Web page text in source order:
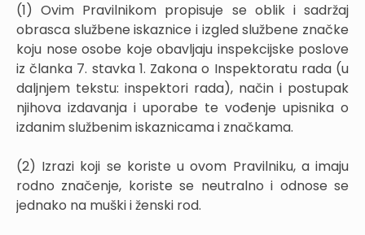
(1) Ovim Pravilnikom propisuje se oblik i sadržaj
obrasca službene iskaznice i izgled službene značke
koju nose osobe koje obavljaju inspekcijske poslove
iz članka 7. stavka 1. Zakona o Inspektoratu rada (u
daljnjem tekstu: inspektori rada), način i postupak
njihova izdavanja i uporabe te vođenje upisnika o
izdanim službenim iskaznicama i značkama.
(2) Izrazi koji se koriste u ovom Pravilniku, a imaju
rodno značenje, koriste se neutralno i odnose se
jednako na muški i ženski rod.